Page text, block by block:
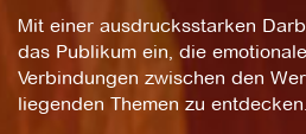
Mit einer ausdrucksstarken
das Publikum ein, die
Verbindungen zwischen den
liegenden Themen zu entdecken.